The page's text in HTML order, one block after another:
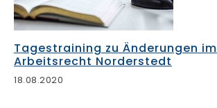
Tagestraining zu Änderungen im
Arbeitsrecht Norderstedt
18.08.2020